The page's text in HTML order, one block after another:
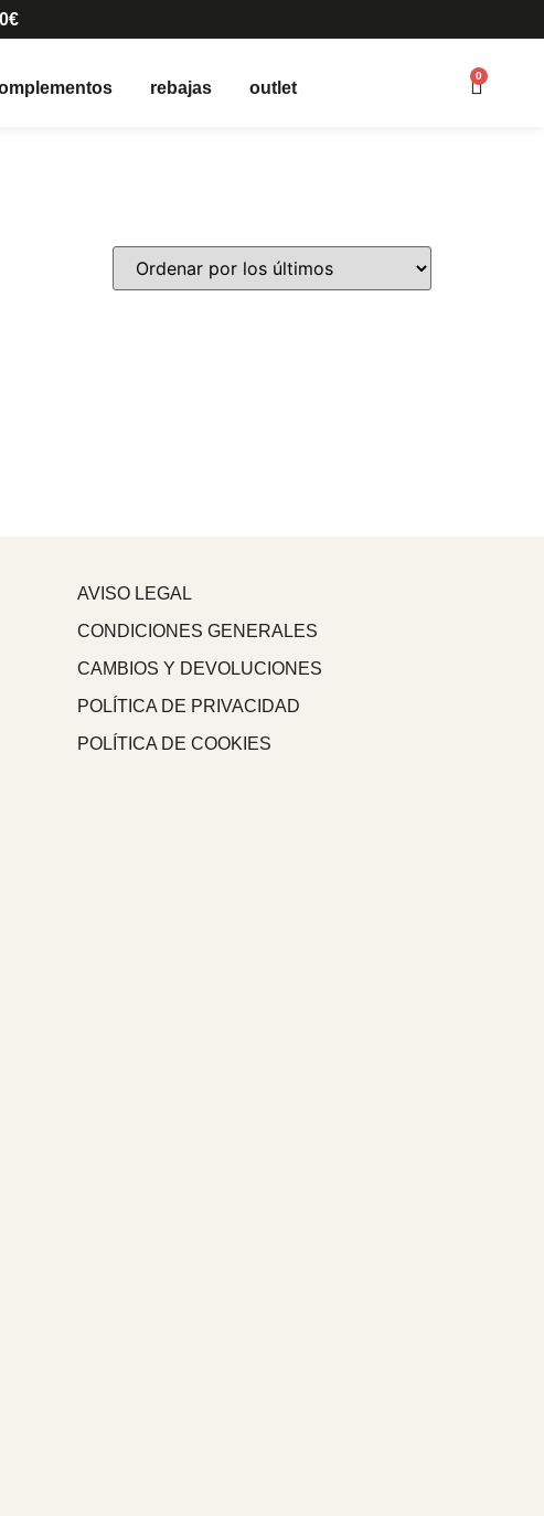
rebajas outlet
0
AVISO LEGAL
CONDICIONES GENERALES
CAMBIOS Y DEVOLUCIONES
POLÍTICA DE PRIVACIDAD
POLÍTICA DE COOKIES